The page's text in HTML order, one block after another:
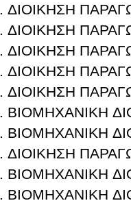
. ΔΙΟΙΚΗΣΗ
. ΔΙΟΙΚΗΣΗ
. ΔΙΟΙΚΗΣΗ
. ΔΙΟΙΚΗΣΗ
. ΔΙΟΙΚΗΣΗ
. ΒΙΟΜΗΧΑΝΙΚΗ
. ΒΙΟΜΗΧΑΝΙΚΗ
. ΔΙΟΙΚΗΣΗ
. ΒΙΟΜΗΧΑΝΙΚΗ
. ΒΙΟΜΗΧΑΝΙΚΗ